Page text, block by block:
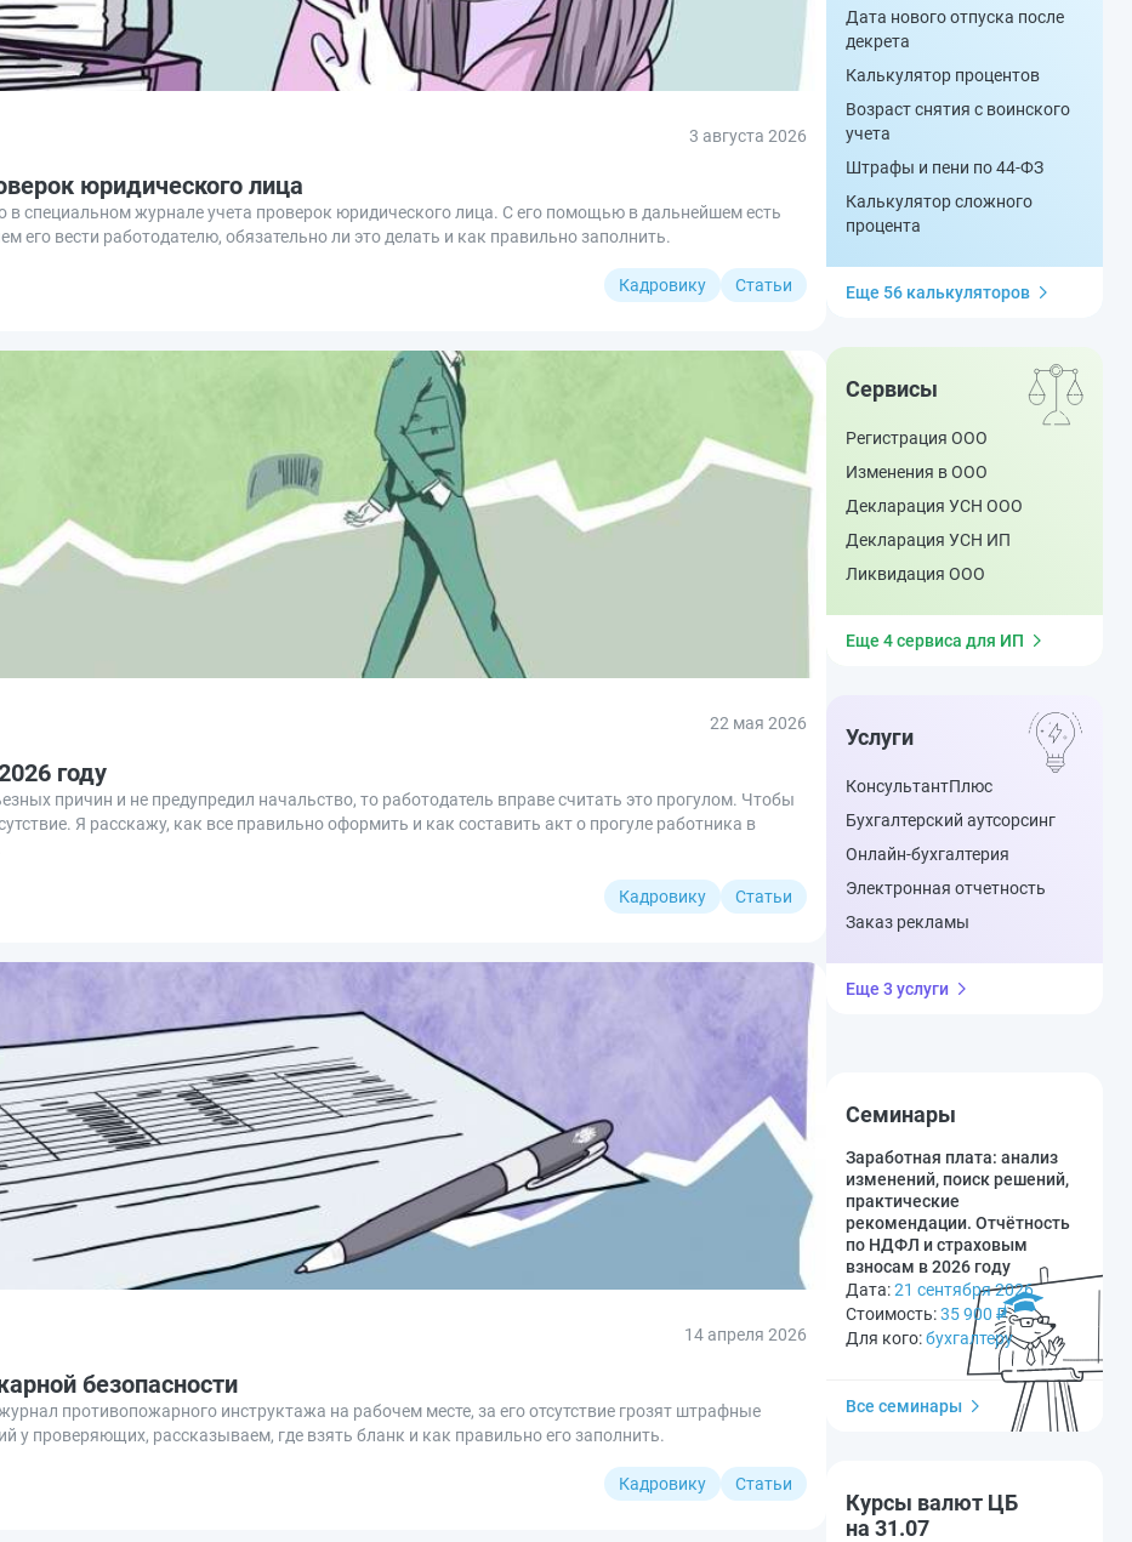
3 августа 2026
юридического лица
специальном журнале учета проверок юридического лица. С его помощью в дальнейшем есть
его вести работодателю, обязательно ли это делать и как правильно заполнить.
Кадровику Статьи
22 мая 2026
году
причин и не предупредил начальство, то работодатель вправе считать это прогулом. Чтобы
Я расскажу, как все правильно оформить и как составить акт о прогуле работника в
Кадровику Статьи
14 апреля 2026
безопасности
противопожарного инструктажа на рабочем месте, за его отсутствие грозят штрафные
у проверяющих, рассказываем, где взять бланк и как правильно его заполнить.
Кадровику Статьи
Дата нового отпуска после
декрета
Калькулятор процентов
Возраст снятия с воинского
учета
Штрафы и пени по 44-ФЗ
Калькулятор сложного
процента
Еще 56 калькуляторов
Сервисы
Регистрация ООО
Изменения в ООО
Декларация УСН ООО
Декларация УСН ИП
Ликвидация ООО
Еще 4 сервиса для ИП
Услуги
КонсультантПлюс
Бухгалтерский аутсорсинг
Онлайн-бухгалтерия
Электронная отчетность
Заказ рекламы
Еще 3 услуги
Семинары
Заработная плата: анализ
изменений, поиск решений,
практические
рекомендации. Отчётность
по НДФЛ и страховым
взносам в 2026 году
Дата:21 сентября 2026
Стоимость:35 900 ₽
Для кого:бухгалтеру
Все семинары
Курсы валют ЦБ
на 31.07